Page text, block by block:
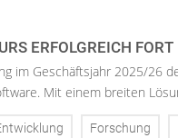
ERFOLGREICH FORT
im Geschäftsjahr 2025/26
Mit einem breiten
Forschung